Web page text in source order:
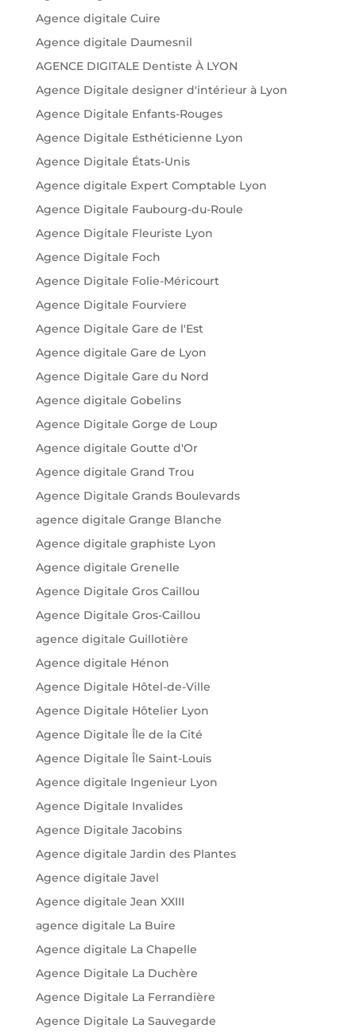
Agence digitale Cuire
Agence digitale Daumesnil
AGENCE DIGITALE Dentiste À LYON
Agence Digitale designer d'intérieur à Lyon
Agence Digitale Enfants-Rouges
Agence Digitale Esthéticienne Lyon
Agence Digitale États-Unis
Agence digitale Expert Comptable Lyon
Agence Digitale Faubourg-du-Roule
Agence Digitale Fleuriste Lyon
Agence Digitale Foch
Agence Digitale Folie-Méricourt
Agence Digitale Fourviere
Agence Digitale Gare de l'Est
Agence digitale Gare de Lyon
Agence Digitale Gare du Nord
Agence digitale Gobelins
Agence Digitale Gorge de Loup
Agence digitale Goutte d'Or
Agence digitale Grand Trou
Agence Digitale Grands Boulevards
agence digitale Grange Blanche
Agence digitale graphiste Lyon
Agence digitale Grenelle
Agence Digitale Gros Caillou
Agence Digitale Gros-Caillou
agence digitale Guillotière
Agence digitale Hénon
Agence Digitale Hôtel-de-Ville
Agence Digitale Hôtelier Lyon
Agence Digitale Île de la Cité
Agence Digitale Île Saint-Louis
Agence digitale Ingenieur Lyon
Agence Digitale Invalides
Agence Digitale Jacobins
Agence digitale Jardin des Plantes
Agence digitale Javel
Agence digitale Jean XXIII
agence digitale La Buire
Agence digitale La Chapelle
Agence Digitale La Duchère
Agence Digitale La Ferrandière
Agence Digitale La Sauvegarde